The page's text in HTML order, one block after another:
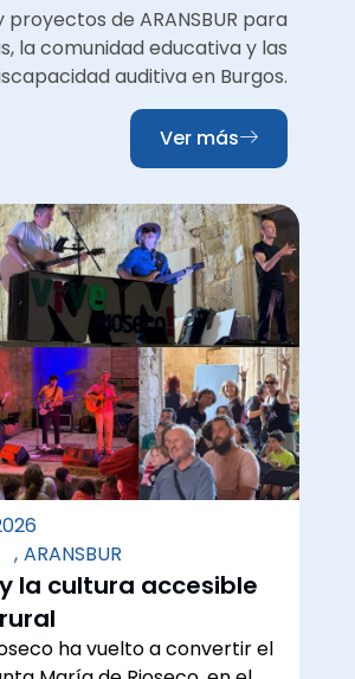
de ARANSBUR para
la comunidad educativa y las
auditiva en Burgos.
Ver más
, ARANSBUR
la cultura accesible
ha vuelto a convertir el